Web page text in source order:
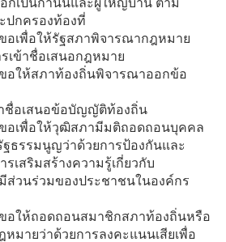
ปกครองท้องที่
อเพื่อให้รัฐสภาพิจารณากฎหมาย
เข้าชื่อเสนอกฎหมาย
ขอให้สภาท้องถิ่นพิจารณาออกข้อ
ชื่อเสนอข้อบัญญัติท้องถิ่น
ขอเพื่อให้วุฒิสภามีมติถอดถอนบุคคล
ธรรมนูญว่าด้วยการป้องกันและ
เสริมสร้างความรู้เกี่ยวกับ
ส่วนร่วมของประชาชนในองค์กร
ขอให้ถอดถอนสมาชิกสภาท้องถิ่นหรือ
มายว่าด้วยการลงคะแนนเสียเพื่อ